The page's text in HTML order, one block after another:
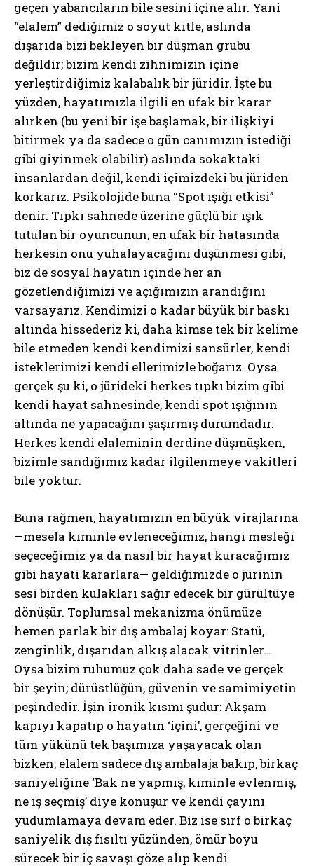
geçen yabancıların bile sesini içine alır. Yani
“elalem” dediğimiz o soyut kitle, aslında
dışarıda bizi bekleyen bir düşman grubu
değildir; bizim kendi zihnimizin içine
yerleştirdiğimiz kalabalık bir jüridir. İşte bu
yüzden, hayatımızla ilgili en ufak bir karar
alırken (bu yeni bir işe başlamak, bir ilişkiyi
bitirmek ya da sadece o gün canımızın istediği
gibi giyinmek olabilir) aslında sokaktaki
insanlardan değil, kendi içimizdeki bu jüriden
korkarız. Psikolojide buna “Spot ışığı etkisi”
denir. Tıpkı sahnede üzerine güçlü bir ışık
tutulan bir oyuncunun, en ufak bir hatasında
herkesin onu yuhalayacağını düşünmesi gibi,
biz de sosyal hayatın içinde her an
gözetlendiğimizi ve açığımızın arandığını
varsayarız. Kendimizi o kadar büyük bir baskı
altında hissederiz ki, daha kimse tek bir kelime
bile etmeden kendi kendimizi sansürler, kendi
isteklerimizi kendi ellerimizle boğarız. Oysa
gerçek şu ki, o jürideki herkes tıpkı bizim gibi
kendi hayat sahnesinde, kendi spot ışığının
altında ne yapacağını şaşırmış durumdadır.
Herkes kendi elaleminin derdine düşmüşken,
bizimle sandığımız kadar ilgilenmeye vakitleri
bile yoktur.
Buna rağmen, hayatımızın en büyük virajlarına
—mesela kiminle evleneceğimiz, hangi mesleği
seçeceğimiz ya da nasıl bir hayat kuracağımız
gibi hayati kararlara— geldiğimizde o jürinin
sesi birden kulakları sağır edecek bir gürültüye
dönüşür. Toplumsal mekanizma önümüze
hemen parlak bir dış ambalaj koyar: Statü,
zenginlik, dışarıdan alkış alacak vitrinler…
Oysa bizim ruhumuz çok daha sade ve gerçek
bir şeyin; dürüstlüğün, güvenin ve samimiyetin
peşindedir. İşin ironik kısmı şudur: Akşam
kapıyı kapatıp o hayatın ‘içini’, gerçeğini ve
tüm yükünü tek başımıza yaşayacak olan
bizken; elalem sadece dış ambalaja bakıp, birkaç
saniyeliğine ‘Bak ne yapmış, kiminle evlenmiş,
ne iş seçmiş’ diye konuşur ve kendi çayını
yudumlamaya devam eder. Biz ise sırf o birkaç
saniyelik dış fısıltı yüzünden, ömür boyu
sürecek bir iç savaşı göze alıp kendi